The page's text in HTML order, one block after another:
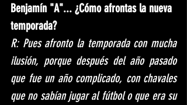
Benjamín "A"... ¿Cómo afrontas la nueva
temporada?
R: Pues afronto la temporada con mucha
ilusión, porque después del año pasado
que fue un año complicado, con chavales
que no sabían jugar al fútbol o que era su